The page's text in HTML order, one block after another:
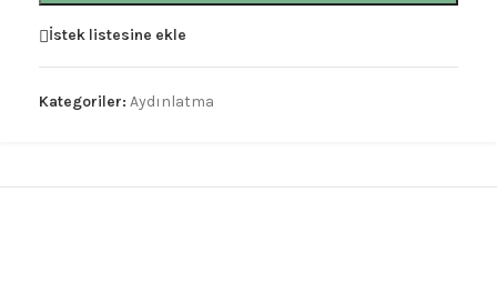
İstek listesine ekle
Kategoriler: Aydınlatma